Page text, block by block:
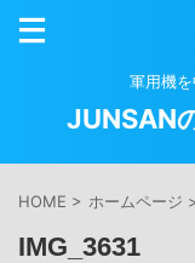
軍用機を
JUNSAN
HOME > ホームページ
IMG_3631